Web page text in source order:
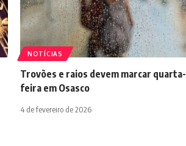
NOTÍCIAS
Trovões e raios devem marcar quarta-
feira em Osasco
4 de fevereiro de 2026